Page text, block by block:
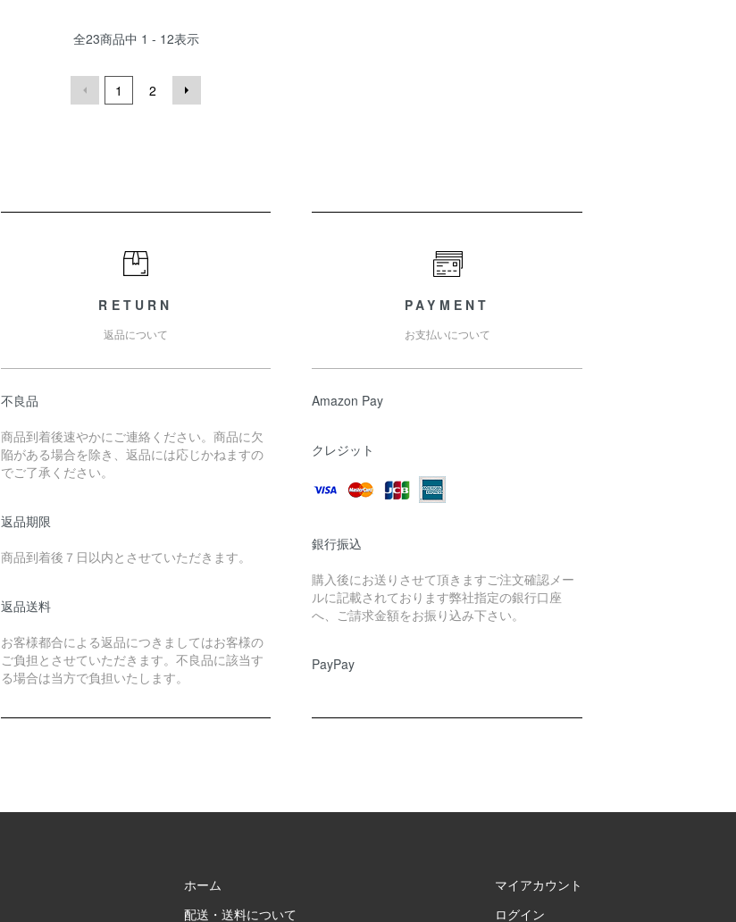
全23商品中 1 - 12表示
1 2
RETURN
返品について
不良品
商品到着後速やかにご連絡ください。商品に欠
陥がある場合を除き、返品には応じかねますの
でご了承ください。
返品期限
商品到着後７日以内とさせていただきます。
返品送料
お客様都合による返品につきましてはお客様の
ご負担とさせていただきます。不良品に該当す
る場合は当方で負担いたします。
PAYMENT
お支払いについて
Amazon Pay
クレジット
銀行振込
購入後にお送りさせて頂きますご注文確認メー
ルに記載されております弊社指定の銀行口座
へ、ご請求金額をお振り込み下さい。
PayPay
ホーム
配送・送料について
マイアカウント
ログイン